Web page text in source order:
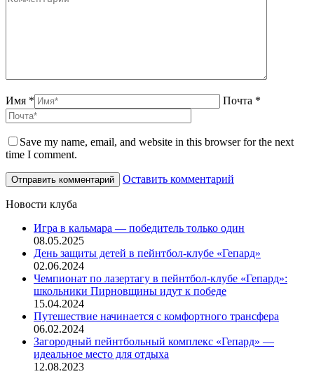
Имя * Почта *
Save my name, email, and website in this browser for the next
time I comment.
Оставить комментарий
Новости клуба
Игра в кальмара — победитель только один
08.05.2025
День защиты детей в пейнтбол-клубе «Гепард»
02.06.2024
Чемпионат по лазертагу в пейнтбол-клубе «Гепард»:
школьники Пирновщины идут к победе
15.04.2024
Путешествие начинается с комфортного трансфера
06.02.2024
Загородный пейнтбольный комплекс «Гепард» —
идеальное место для отдыха
12.08.2023